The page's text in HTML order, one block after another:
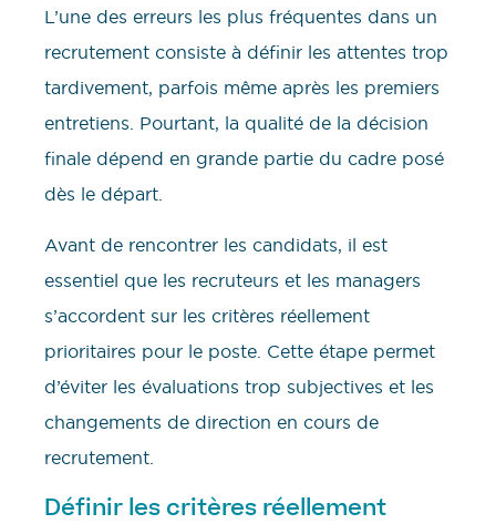
L’une des erreurs les plus fréquentes dans un
recrutement consiste à définir les attentes trop
tardivement, parfois même après les premiers
entretiens. Pourtant, la qualité de la décision
finale dépend en grande partie du cadre posé
dès le départ.
Avant de rencontrer les candidats, il est
essentiel que les recruteurs et les managers
s’accordent sur les critères réellement
prioritaires pour le poste. Cette étape permet
d’éviter les évaluations trop subjectives et les
changements de direction en cours de
recrutement.
Définir les critères réellement